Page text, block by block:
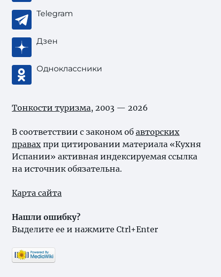
Telegram
Дзен
Одноклассники
Тонкости туризма, 2003 — 2026
В соответствии с законом об авторских
правах при цитировании материала «Кухня
Испании» активная индексируемая ссылка
на источник обязательна.
Карта сайта
Нашли ошибку?
Выделите ее и нажмите Ctrl+Enter